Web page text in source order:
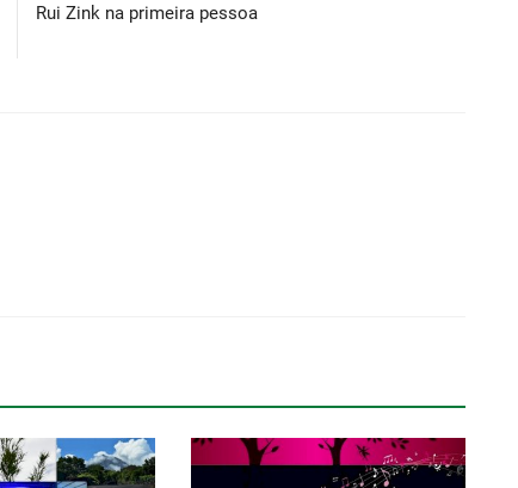
Rui Zink na primeira pessoa